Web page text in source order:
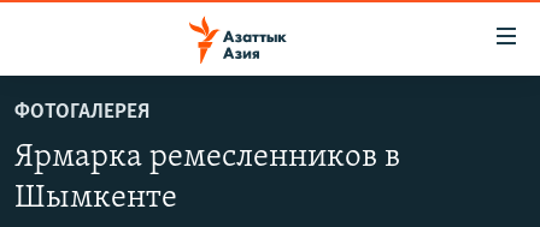
основному
содержанию
КАЗАХСТАН
НОВОСТИ
ВОЙНА В УКРАИНЕ
ФОТОГАЛЕРЕЯ
Ярмарка ремесленников в
Шымкенте